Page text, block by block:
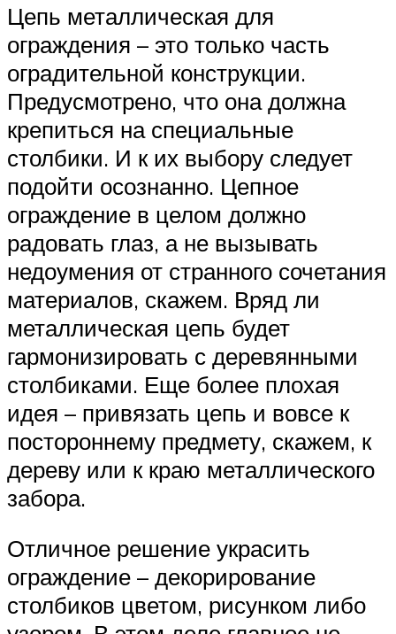
Цепь металлическая для
ограждения – это только часть
оградительной конструкции.
Предусмотрено, что она должна
крепиться на специальные
столбики. И к их выбору следует
подойти осознанно. Цепное
ограждение в целом должно
радовать глаз, а не вызывать
недоумения от странного сочетания
материалов, скажем. Вряд ли
металлическая цепь будет
гармонизировать с деревянными
столбиками. Еще более плохая
идея – привязать цепь и вовсе к
постороннему предмету, скажем, к
дереву или к краю металлического
забора.
Отличное решение украсить
ограждение – декорирование
столбиков цветом, рисунком либо